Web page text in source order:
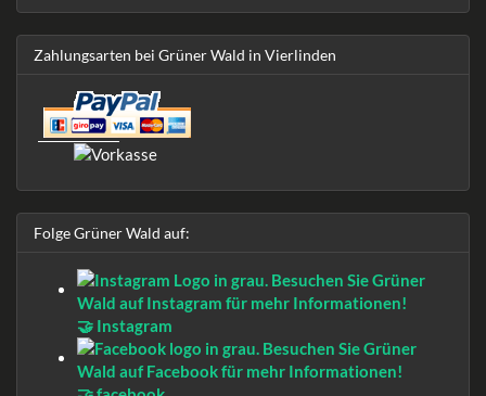
Zahlungsarten bei Grüner Wald in Vierlinden
Folge Grüner Wald auf:
🤝 Instagram